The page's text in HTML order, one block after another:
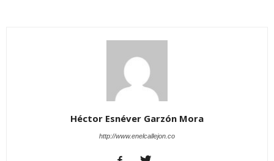
Héctor Esnéver Garzón Mora
http://www.enelcallejon.co